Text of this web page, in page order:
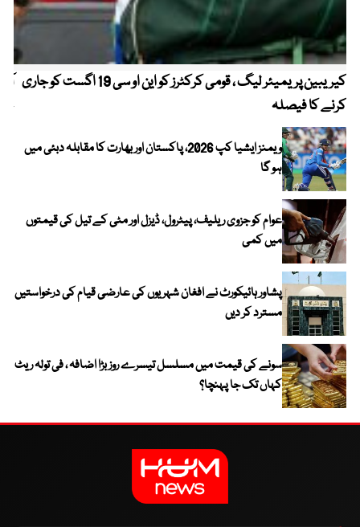
کیریبین پریمیئر لیگ ، قومی کرکٹرز کو این او سی 19 اگست کو جاری
کرنے کا فیصلہ
ویمنز ایشیا کپ 2026، پاکستان اور بھارت کا مقابلہ دبئی میں
ہو گا
عوام کو جزوی ریلیف، پیٹرول، ڈیزل اور مٹی کے تیل کی قیمتوں
میں کمی
پشاور ہائیکورٹ نے افغان شہریوں کی عارضی قیام کی درخواستیں
مسترد کر دیں
سونے کی قیمت میں مسلسل تیسرے روز بڑا اضافہ ، فی تولہ ریٹ
کہاں تک جا پہنچا؟